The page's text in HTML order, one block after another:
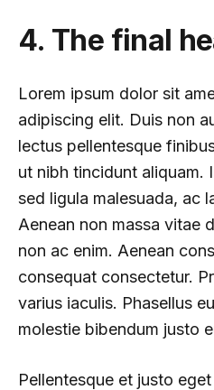
4. The final
Lorem ipsum dolor sit
adipiscing elit. Duis non
lectus pellentesque
ut nibh tincidunt aliquam.
sed ligula malesuada, ac
Aenean non massa vitae
non ac enim. Aenean
consequat consectetur.
varius iaculis. Phasellus
molestie bibendum justo
Pellentesque et justo